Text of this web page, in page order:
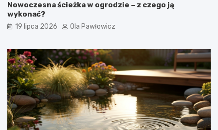
Nowoczesna ścieżka w ogrodzie – z czego ją
wykonać?
19 lipca 2026 Ola Pawłowicz